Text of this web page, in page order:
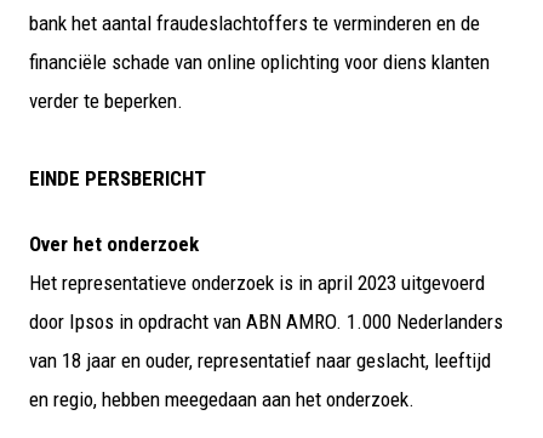
bank het aantal fraudeslachtoffers te verminderen en de
financiële schade van online oplichting voor diens klanten
verder te beperken.
EINDE PERSBERICHT
Over het onderzoek
Het representatieve onderzoek is in april 2023 uitgevoerd
door Ipsos in opdracht van ABN AMRO. 1.000 Nederlanders
van 18 jaar en ouder, representatief naar geslacht, leeftijd
en regio, hebben meegedaan aan het onderzoek.